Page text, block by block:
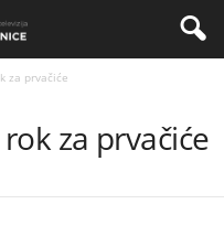
za prvačiće
za prvačiće